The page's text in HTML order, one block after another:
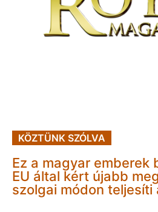
KÖZTÜNK SZÓLVA
Ez a magyar emberek
EU által kért újabb
szolgai módon teljesíti